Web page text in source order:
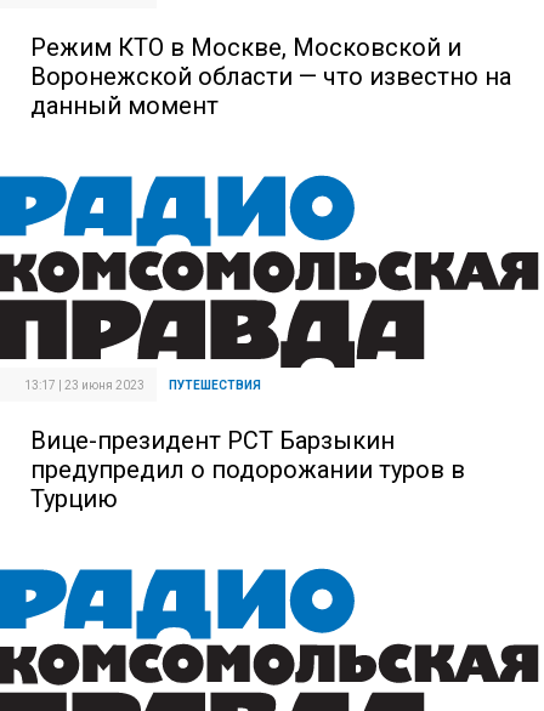
Режим КТО в Москве, Московской и
Воронежской области — что известно на
данный момент
13:17 | 23 июня 2023 ПУТЕШЕСТВИЯ
Вице-президент РСТ Барзыкин
предупредил о подорожании туров в
Турцию